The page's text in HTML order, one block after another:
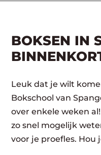
BOKSEN IN
Leuk dat je wilt
Bokschool van
over enkele weken
zo snel mogelijk
voor je proefles. Hou